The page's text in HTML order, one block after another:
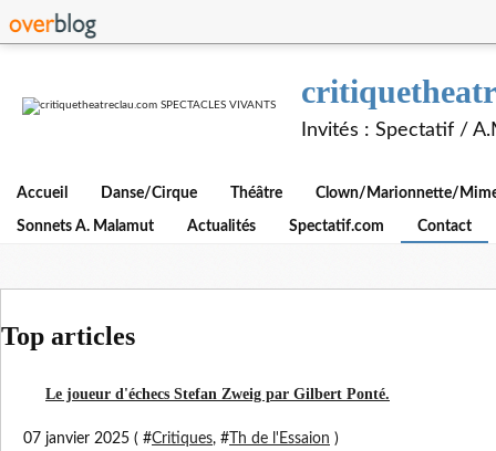
Invités : Spectatif /
Accueil Danse/Cirque Théâtre Clown/Marionnette/
Sonnets A. Malamut Actualités Spectatif.com Contact
Top articles
Le joueur d'échecs Stefan Zweig par Gilbert Ponté.
07 janvier 2025 ( #Critiques, # Th de l'Essaion )